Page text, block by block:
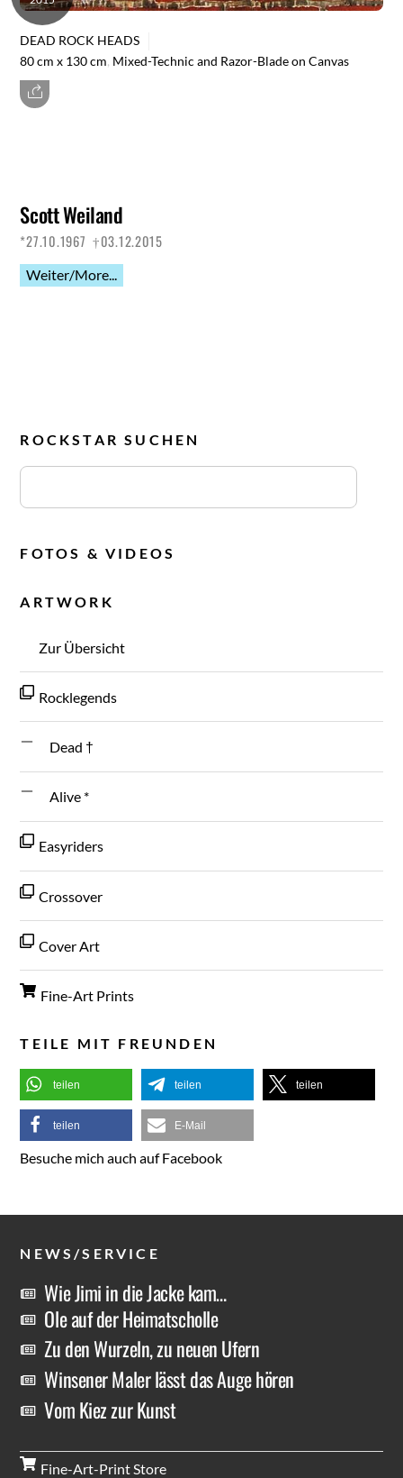
DEAD ROCK HEADS
80 cm x 130 cm, Mixed-Technic and Razor-Blade on Canvas
Scott Weiland
*27.10.1967 †03.12.2015
Weiter/More...
ROCKSTAR SUCHEN
FOTOS & VIDEOS
ARTWORK
Zur Übersicht
Rocklegends
Dead †
Alive *
Easyriders
Crossover
Cover Art
Fine-Art Prints
TEILE MIT FREUNDEN
teilen teilen teilen
teilen E-Mail
Besuche mich auch auf Facebook
NEWS/SERVICE
Wie Jimi in die Jacke kam…
Ole auf der Heimatscholle
Zu den Wurzeln, zu neuen Ufern
Winsener Maler lässt das Auge hören
Vom Kiez zur Kunst
Fine-Art-Print Store